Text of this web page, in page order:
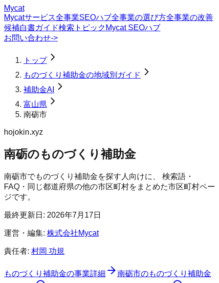
Mycat
Mycatサービス全事業SEOハブ全事業の選び方全事業の改善
候補白書ガイド検索トピック Mycat SEOハブ
お問い合わせ->
トップ
ものづくり補助金の地域別ガイド
補助金AI
富山県
南砺市
hojokin.xyz
南砺のものづくり補助金
南砺市でものづくり補助金を探す人向けに、 検索語・
FAQ・同じ都道府県の他の市区町村をまとめた市区町村ペー
ジです。
最終更新日: 2026年7月17日
運営・編集: 株式会社Mycat
責任者: 村岡 功規
ものづくり補助金の事業詳細 南砺市のものづくり補助金